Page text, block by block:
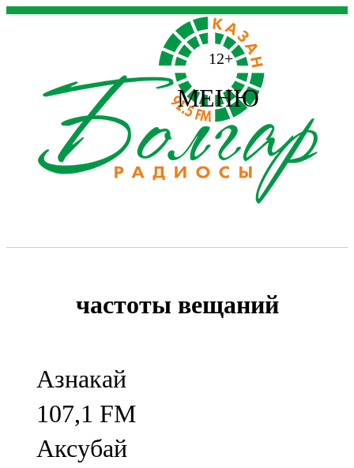
12+
МЕНЮ
частоты вещаний
Азнакай
107,1 FM
Аксубай